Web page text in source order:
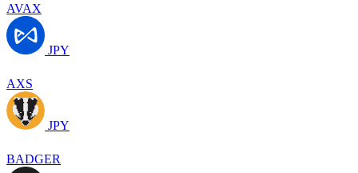
AVAX
JPY
AXS
JPY
BADGER